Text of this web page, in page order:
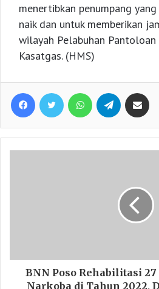
menertibkan penumpang
naik dan untuk memberikan
wilayah Pelabuhan Pantoloan
Kasatgas. (HMS)
Facebook Twitter WhatsApp Telegram
BNN Poso Rehabilitasi
Narkoba di Tahun 2022,